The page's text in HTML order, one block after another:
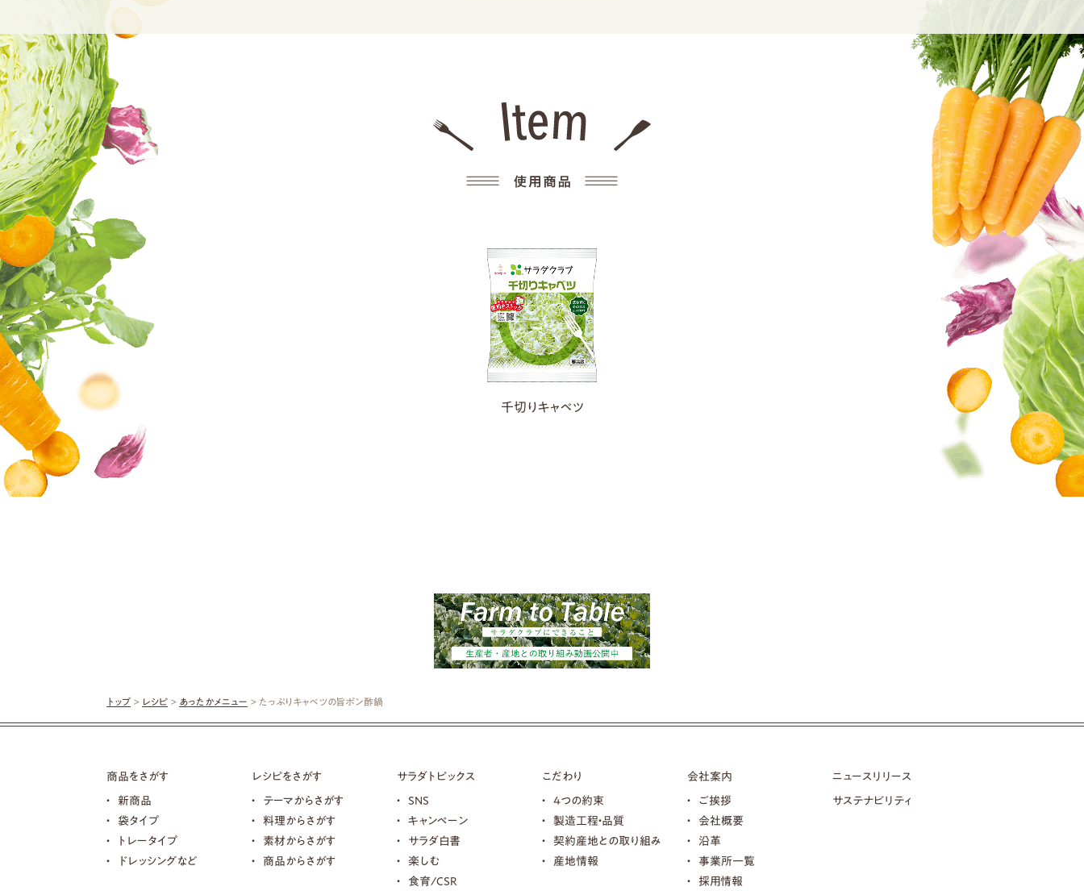
千切りキャベツ
トップ > レシピ > あったかメニュー > たっぷりキャベツの旨ポン酢鍋
商品をさがす
新商品
袋タイプ
トレータイプ
ドレッシングなど
レシピをさがす
テーマからさがす
料理からさがす
素材からさがす
商品からさがす
サラダトピックス
SNS
キャンペーン
サラダ白書
楽しむ
食育/CSR
こだわり
4つの約束
製造工程・品質
契約産地との取り組み
産地情報
会社案内
ご挨拶
会社概要
沿革
事業所一覧
採用情報
ニュースリリース
サステナビリティ